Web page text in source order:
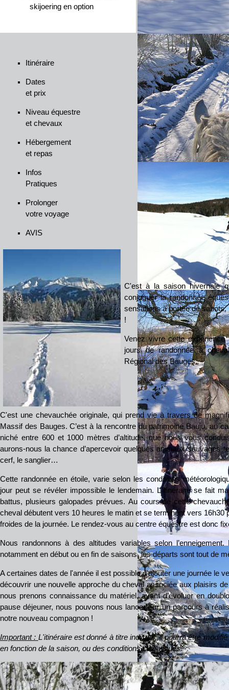
Itinéraire
Dates
et prix
Niveau équestre
et chevaux
Hébergement
et repas
Infos
Pratiques
Prolonger
votre voyage
AVIS
C'est à la saison hivernale
conjuguer la randonnée
sensations à portée de
!
Venez vivre cette
jours de randonnée à
Régional des Bauges.
C'est une chevauchée originale, qui prend vie à travers de
Massif des Bauges. C’est à la rencontre du patrimoine Bauju, au
niché entre 600 et 1000 mètres d’altitude, que nous vous
aurons-nous la chance d’apercevoir quelques animaux sauvages
cerf, le sanglier…
Cette randonnée en étoile, varie selon les conditions
jour peut se révéler impossible le lendemain. L'itinéraire se fait
battus, plusieurs galopades prévues. Au cours de cette
cheval débutent vers 10 heures le matin et se terminent vers 16h30
froides de la journée. Le rendez-vous au centre équestre est donc
Nous randonnons à des altitudes variables selon
notamment en début ou en fin de saisons, les départs sont tout de
A certaines dates de l'année il est possible d'ajouter une journée le
découvrir une nouvelle approche du cheval associée aux plaisirs
nous prenons connaissance du matériel, avant d’évoluer en
pause déjeuner, nous pouvons nous lancer sur un parcours à
notre nouveau compagnon !
Important : L'itinéraire est donné à titre indicatif, il pourra être
en fonction de la saison, ou des conditions climatiques.
skijoering en option